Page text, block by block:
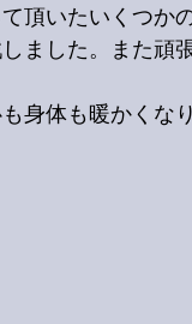
頂いたいくつか
ました。また頑
身体も暖かくな